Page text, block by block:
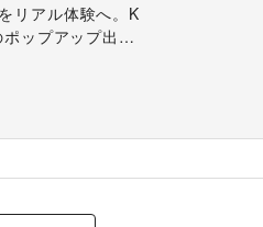
リアル体験へ。K
ップアップ出店
の出会い”